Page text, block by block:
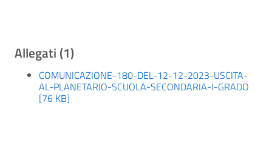
Allegati (1)
COMUNICAZIONE-180-DEL-12-12-2023-USCITA-
AL-PLANETARIO-SCUOLA-SECONDARIA-I-GRADO
[76 KB]